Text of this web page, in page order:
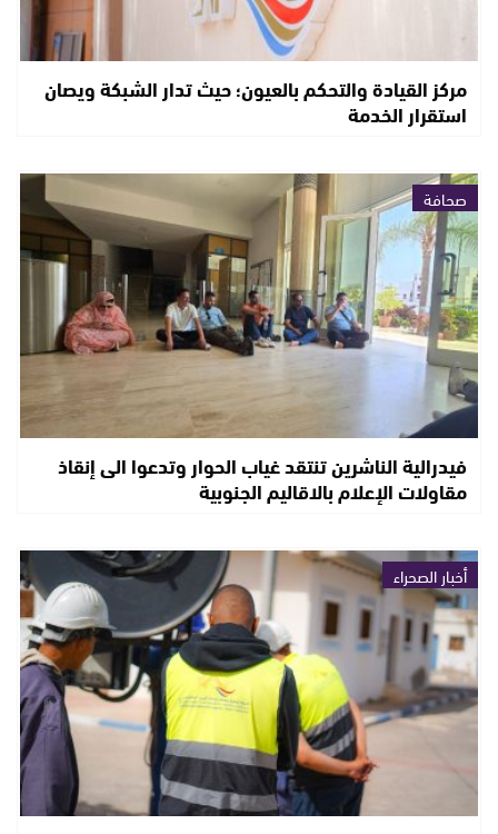
مركز القيادة والتحكم بالعيون؛ حيث تدار الشبكة ويصان
استقرار الخدمة
صحافة
فيدرالية الناشرين تنتقد غياب الحوار وتدعوا الى إنقاذ
مقاولات الإعلام بالاقاليم الجنوبية
أخبار الصحراء